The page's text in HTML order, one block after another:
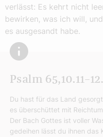
verlässt: Es kehrt nicht
bewirken, was ich will,
es ausgesandt habe.
Psalm
Du hast für das Land
es überschüttet mit Reichtum.
Der Bach Gottes ist voller
gedeihen lässt du ihnen das